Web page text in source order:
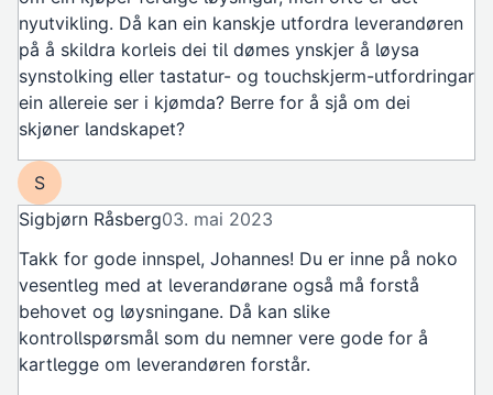
nyutvikling. Då kan ein kanskje utfordra leverandøren
på å skildra korleis dei til dømes ynskjer å løysa
synstolking eller tastatur- og touchskjerm-utfordringar
ein allereie ser i kjømda? Berre for å sjå om dei
skjøner landskapet?
In reply to
S
Sigbjørn Råsberg03. mai 2023
Takk for gode innspel, Johannes! Du er inne på noko
vesentleg med at leverandørane også må forstå
behovet og løysningane. Då kan slike
kontrollspørsmål som du nemner vere gode for å
kartlegge om leverandøren forstår.